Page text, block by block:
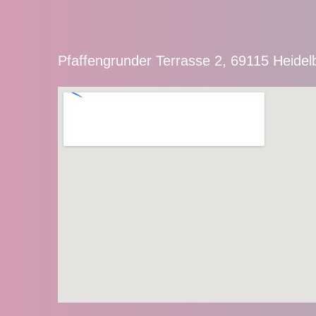
Pfaffengrunder Terrasse 2, 69115